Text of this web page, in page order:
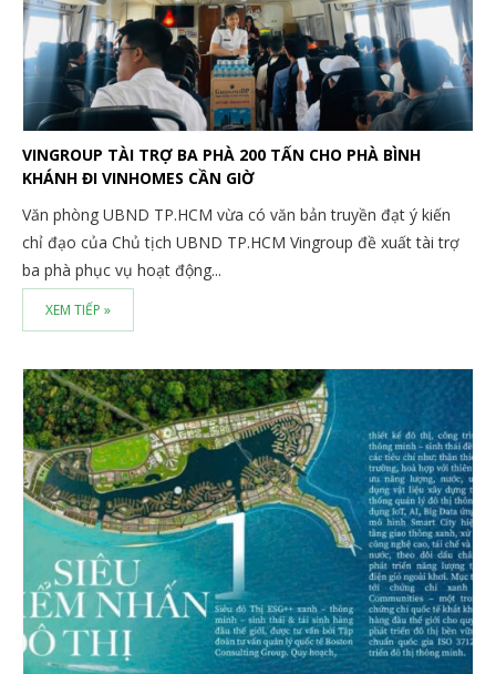
VINGROUP TÀI TRỢ BA PHÀ 200 TẤN CHO PHÀ BÌNH
KHÁNH ĐI VINHOMES CẦN GIỜ
Văn phòng UBND TP.HCM vừa có văn bản truyền đạt ý kiến
chỉ đạo của Chủ tịch UBND TP.HCM Vingroup đề xuất tài trợ
ba phà phục vụ hoạt động...
XEM TIẾP »